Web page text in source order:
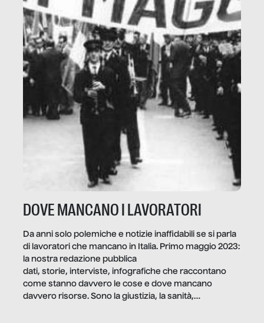
DOVE MANCANO I LAVORATORI
Da anni solo polemiche e notizie inaffidabili se si parla
di lavoratori che mancano in Italia. Primo maggio 2023:
la nostra redazione pubblica
dati, storie, interviste, infografiche che raccontano
come stanno davvero le cose e dove mancano
davvero risorse. Sono la giustizia, la sanità,